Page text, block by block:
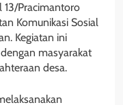
13/Pracimantoro
Komunikasi Sosial
Kegiatan ini
masyarakat
desa.